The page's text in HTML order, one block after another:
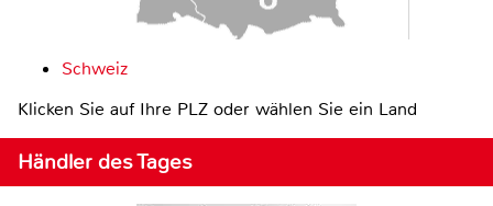
Schweiz
Klicken Sie auf Ihre PLZ oder wählen Sie ein Land
Händler des Tages